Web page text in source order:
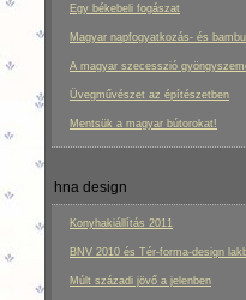
Egy békebeli fogászat
Magyar napfogyatkozás- és
A magyar szecesszió
Üvegművészet az építészetben
Mentsük a magyar bútorokat!
hna design
Konyhakiállítás 2011
BNV 2010 és Tér-forma-design
Múlt századi jövő a jelenben